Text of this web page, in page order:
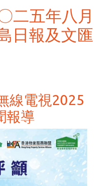
二五年八月
日報及文匯
線電視2025
報導